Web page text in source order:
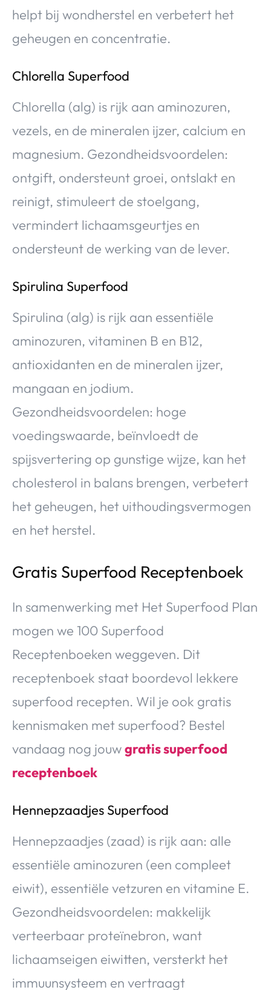
helpt bij wondherstel en verbetert het
geheugen en concentratie.
Chlorella Superfood
Chlorella (alg) is rijk aan aminozuren,
vezels, en de mineralen ijzer, calcium en
magnesium. Gezondheidsvoordelen:
ontgift, ondersteunt groei, ontslakt en
reinigt, stimuleert de stoelgang,
vermindert lichaamsgeurtjes en
ondersteunt de werking van de lever.
Spirulina Superfood
Spirulina (alg) is rijk aan essentiële
aminozuren, vitaminen B en B12,
antioxidanten en de mineralen ijzer,
mangaan en jodium.
Gezondheidsvoordelen: hoge
voedingswaarde, beïnvloedt de
spijsvertering op gunstige wijze, kan het
cholesterol in balans brengen, verbetert
het geheugen, het uithoudingsvermogen
en het herstel.
Gratis Superfood Receptenboek
In samenwerking met Het Superfood Plan
mogen we 100 Superfood
Receptenboeken weggeven. Dit
receptenboek staat boordevol lekkere
superfood recepten. Wil je ook gratis
kennismaken met superfood? Bestel
vandaag nog jouwgratis superfood
receptenboek
Hennepzaadjes Superfood
Hennepzaadjes (zaad) is rijk aan: alle
essentiële aminozuren (een compleet
eiwit), essentiële vetzuren en vitamine E.
Gezondheidsvoordelen: makkelijk
verteerbaar proteïnebron, want
lichaamseigen eiwitten, versterkt het
immuunsysteem en vertraagt